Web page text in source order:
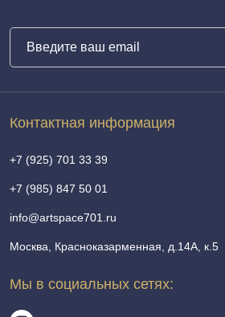
Контактная информация
+7 (925) 701 33 39
+7 (985) 847 50 01
info@artspace701.ru
Москва, Красноказарменная, д.14А, к.5
Мы в социальных сетях: